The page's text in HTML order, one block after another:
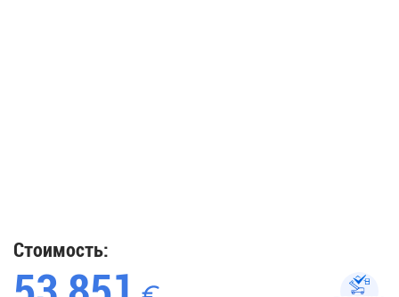
Купить новую технику
Стоимость: